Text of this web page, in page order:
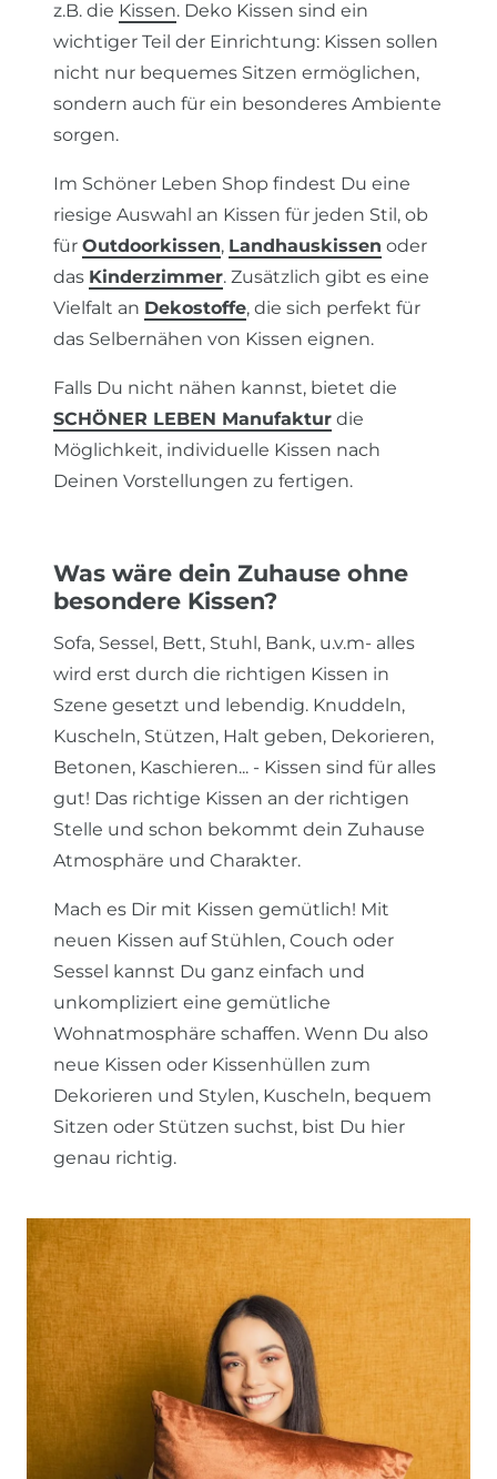
z.B. die Kissen. Deko Kissen sind ein
wichtiger Teil der Einrichtung: Kissen sollen
nicht nur bequemes Sitzen ermöglichen,
sondern auch für ein besonderes Ambiente
sorgen.
Im Schöner Leben Shop findest Du eine
riesige Auswahl an Kissen für jeden Stil, ob
für Outdoorkissen, Landhauskissen oder
das Kinderzimmer. Zusätzlich gibt es eine
Vielfalt an Dekostoffe, die sich perfekt für
das Selbernähen von Kissen eignen.
Falls Du nicht nähen kannst, bietet die
SCHÖNER LEBEN Manufaktur die
Möglichkeit, individuelle Kissen nach
Deinen Vorstellungen zu fertigen.
Was wäre dein Zuhause ohne
besondere Kissen?
Sofa, Sessel, Bett, Stuhl, Bank, u.v.m- alles
wird erst durch die richtigen Kissen in
Szene gesetzt und lebendig. Knuddeln,
Kuscheln, Stützen, Halt geben, Dekorieren,
Betonen, Kaschieren... - Kissen sind für alles
gut! Das richtige Kissen an der richtigen
Stelle und schon bekommt dein Zuhause
Atmosphäre und Charakter.
Mach es Dir mit Kissen gemütlich! Mit
neuen Kissen auf Stühlen, Couch oder
Sessel kannst Du ganz einfach und
unkompliziert eine gemütliche
Wohnatmosphäre schaffen. Wenn Du also
neue Kissen oder Kissenhüllen zum
Dekorieren und Stylen, Kuscheln, bequem
Sitzen oder Stützen suchst, bist Du hier
genau richtig.